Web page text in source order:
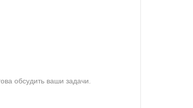
обсудить ваши задачи.